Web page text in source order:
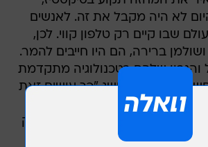
לא היה מקבל את זה. לאנשים
שבו קיים רק טלפון קווי. לכן,
ברירה, הם היו חייבים להמר.
שלהם בטכנולוגיה מתקדמת
מופתית למושג "כך עושים זאת
מוקפדת, ולא רק שאינה
את העלילה ותורמת לצחוק
זאת על רקע התפאורה הנפלאה